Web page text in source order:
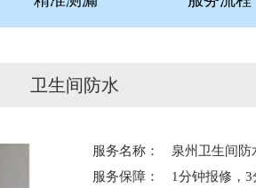
卫生间防水
服务名称：
泉州卫生间防
服务保障：
1分钟报修，